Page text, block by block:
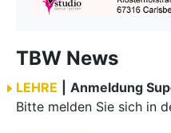
TBW News
LEHRE
Anmeldung